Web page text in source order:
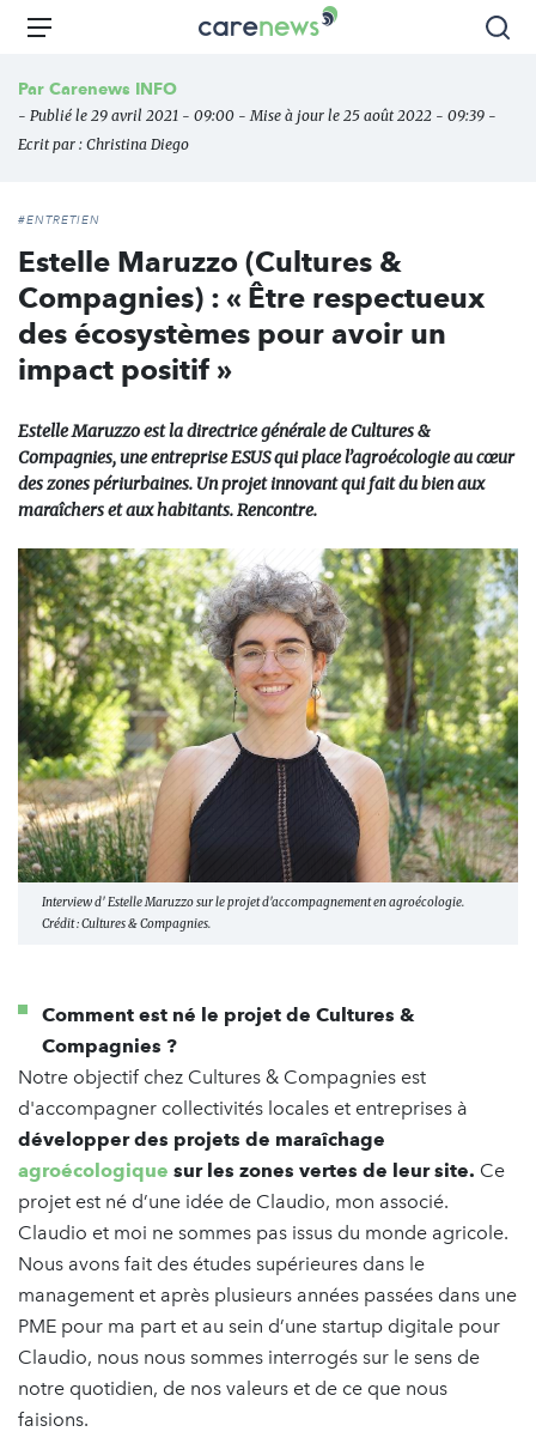
Aller
principal
Carenews,
des
Menu
Par Carenews INFO
- Publié le 29 avril 2021 - 09:00 - Mise à jour le 25 août 2022 - 09:39 -
Ecrit par : Christina Diego
#ENTRETIEN
Estelle Maruzzo (Cultures &
Compagnies) : « Être respectueux
des écosystèmes pour avoir un
impact positif »
Estelle Maruzzo est la directrice générale de Cultures &
Compagnies, une entreprise ESUS qui place l’agroécologie au cœur
des zones périurbaines. Un projet innovant qui fait du bien aux
maraîchers et aux habitants. Rencontre.
Interview d' Estelle Maruzzo sur le projet d'accompagnement en agroécologie.
Crédit : Cultures & Compagnies.
Comment est né le projet de Cultures &
Compagnies ?
Notre objectif chez Cultures & Compagnies est
d'accompagner collectivités locales et entreprises à
développer des projets de maraîchage
agroécologique sur les zones vertes de leur site. Ce
projet est né d’une idée de Claudio, mon associé.
Claudio et moi ne sommes pas issus du monde agricole.
Nous avons fait des études supérieures dans le
management et après plusieurs années passées dans une
PME pour ma part et au sein d’une startup digitale pour
Claudio, nous nous sommes interrogés sur le sens de
notre quotidien, de nos valeurs et de ce que nous
faisions.